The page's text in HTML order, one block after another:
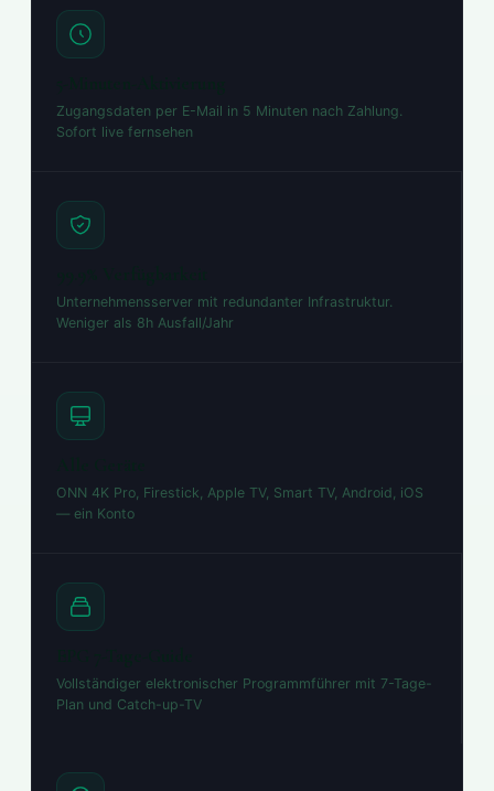
Zugangsdaten per E-Mail in 5 Minuten nach Zahlung.
Sofort live fernsehen
Unternehmensserver mit redundanter Infrastruktur.
Weniger als 8h Ausfall/Jahr
ONN 4K Pro, Firestick, Apple TV, Smart TV, Android, iOS
— ein Konto
Vollständiger elektronischer Programmführer mit 7-Tage-
Plan und Catch-up-TV